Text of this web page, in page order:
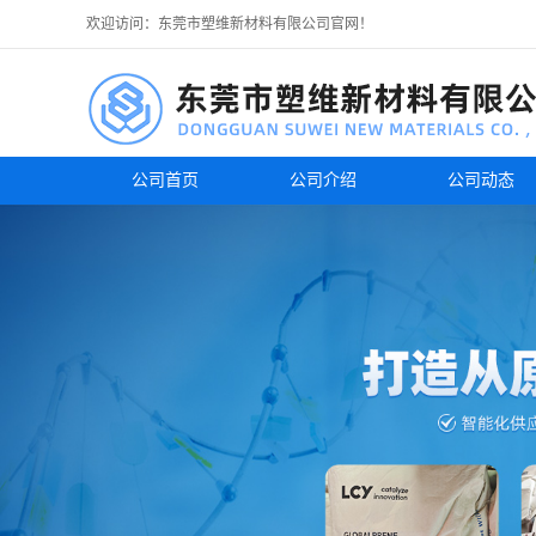
欢迎访问：东莞市塑维新材料有限公司官网！
公司首页 公司介绍 公司动态